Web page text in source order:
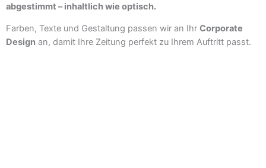
abgestimmt – inhaltlich wie optisch.
Farben, Texte und Gestaltung passen wir an Ihr Corporate
Design an, damit Ihre Zeitung perfekt zu Ihrem Auftritt passt.